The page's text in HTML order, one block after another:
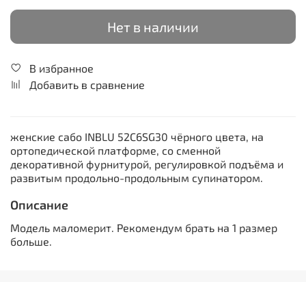
Нет в наличии
В избранное
Добавить в сравнение
женские сабо INBLU 52C6SG30 чёрного цвета, на
ортопедической платформе, со сменной
декоративной фурнитурой, регулировкой подъёма и
развитым продольно-продольным супинатором.
Описание
Модель маломерит. Рекомендум брать на 1 размер
больше.